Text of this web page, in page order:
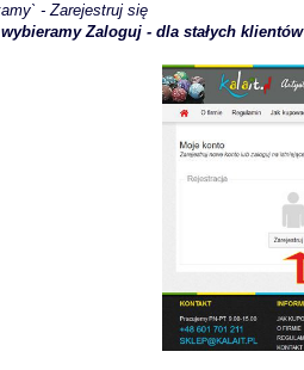
- Zarejestruj się
Zaloguj - dla stałych klientów